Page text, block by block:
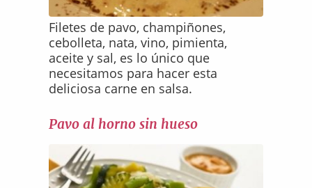
Filetes de pavo, champiñones,
cebolleta, nata, vino, pimienta,
aceite y sal, es lo único que
necesitamos para hacer esta
deliciosa carne en salsa.
Pavo al horno sin hueso